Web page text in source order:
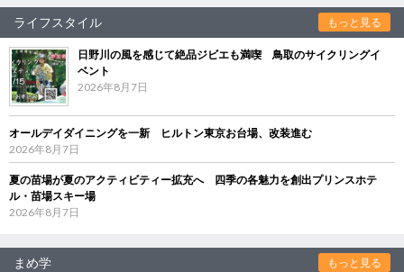
ライフスタイル もっと見る
日野川の風を感じて絶品ジビエも満喫 鳥取のサイクリングイ
ベント
2026年8月7日
オールデイダイニングを一新 ヒルトン東京お台場、改装進む
2026年8月7日
夏の苗場が夏のアクティビティー拡充へ 四季の各魅力を創出プリンスホテ
ル・苗場スキー場
2026年8月7日
まめ学 もっと見る